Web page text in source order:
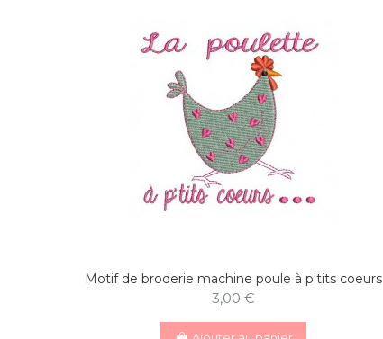
Motif de broderie machine poule à p'tits coeurs
3,00 €